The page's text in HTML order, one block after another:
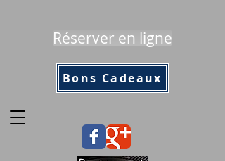
Réserver en ligne
Bons Cadeaux